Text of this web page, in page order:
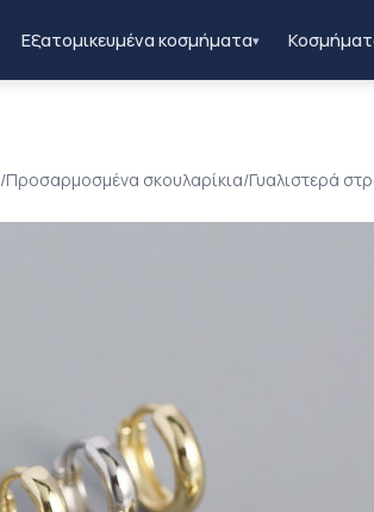
Εξατομικευμένα κοσμήματα▾
/Προσαρμοσμένα σκουλαρίκια/Γυαλιστερά